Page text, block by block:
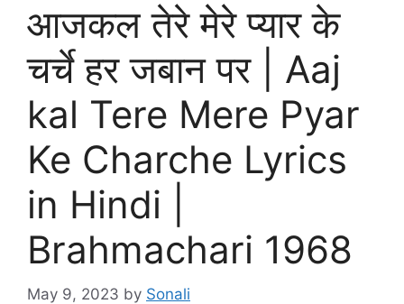
आजकल तेरे मेरे प्यार के
चर्चे हर जबान पर | Aaj
kal Tere Mere Pyar
Ke Charche Lyrics
in Hindi |
Brahmachari 1968
May 9, 2023 by Sonali